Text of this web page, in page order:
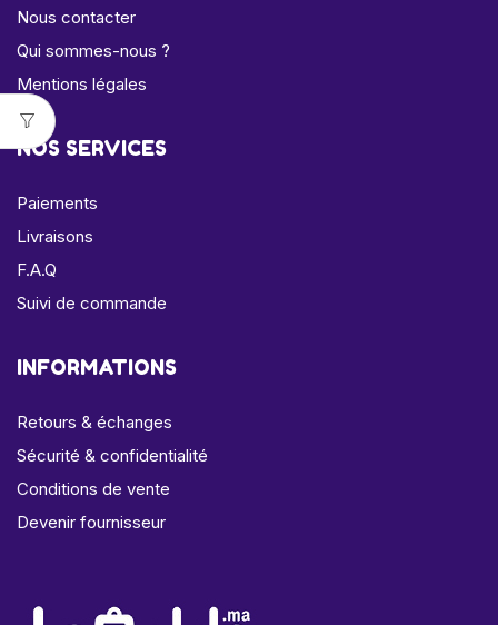
Nous contacter
Qui sommes-nous ?
Mentions légales
NOS SERVICES
Paiements
Livraisons
F.A.Q
Suivi de commande
INFORMATIONS
Retours & échanges
Sécurité & confidentialité
Conditions de vente
Devenir fournisseur